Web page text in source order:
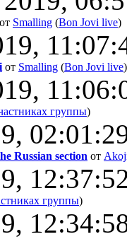
от Smalling (Bon Jovi live)
от Smalling (Bon Jovi live)
группы)
Russian section от
группы)